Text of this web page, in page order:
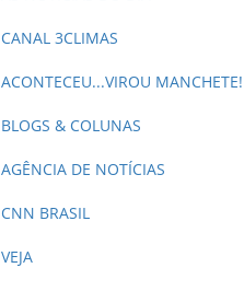
CANAL 3CLIMAS
ACONTECEU...VIROU MANCHETE!
BLOGS & COLUNAS
AGÊNCIA DE NOTÍCIAS
CNN BRASIL
VEJA